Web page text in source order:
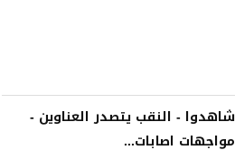
شاهدوا - النقب يتصدر العناوين -
مواجهات اصابات...